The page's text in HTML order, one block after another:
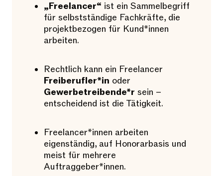
„Freelancer“ ist ein Sammelbegriff
für selbstständige Fachkräfte, die
projektbezogen für Kund*innen
arbeiten.
Rechtlich kann ein Freelancer
Freiberufler*in oder
Gewerbetreibende*r sein –
entscheidend ist die Tätigkeit.
Freelancer*innen arbeiten
eigenständig, auf Honorarbasis und
meist für mehrere
Auftraggeber*innen.